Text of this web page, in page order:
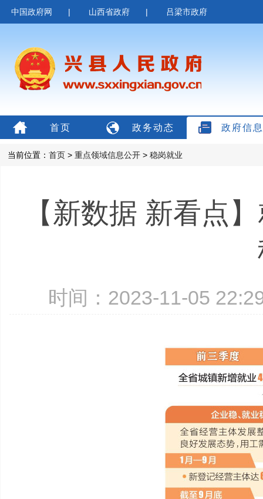
中国政府网 | 山西省政府 | 吕梁市政府
首页 政务动态 政府信
当前位置： 首页 > 重点领域信息公开 > 稳岗就业
【新数据 新看点
时间：2023-11-05